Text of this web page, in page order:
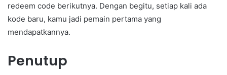
redeem code berikutnya. Dengan begitu, setiap kali ada
kode baru, kamu jadi pemain pertama yang
mendapatkannya.
Penutup